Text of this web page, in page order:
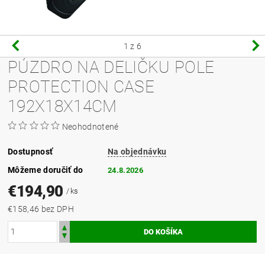
1 z 6
PÚZDRO NA DELIČKU POLE
PROTECTION CASE
192X18X14CM
Neohodnotené
Dostupnosť
Na objednávku
Môžeme doručiť do
24.8.2026
€194,90/ ks
€158,46 bez DPH